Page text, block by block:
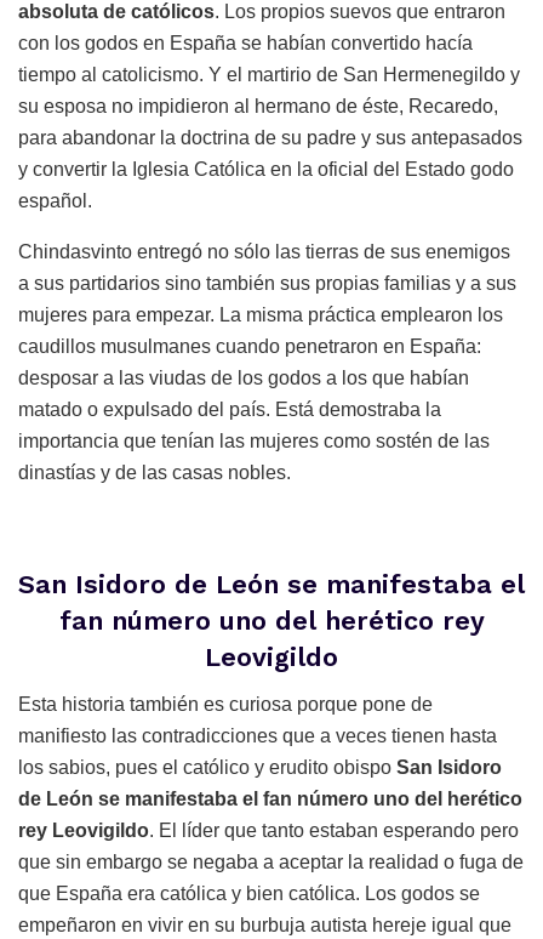
absoluta de católicos. Los propios suevos que entraron
con los godos en España se habían convertido hacía
tiempo al catolicismo. Y el martirio de San Hermenegildo y
su esposa no impidieron al hermano de éste, Recaredo,
para abandonar la doctrina de su padre y sus antepasados
y convertir la Iglesia Católica en la oficial del Estado godo
español.
Chindasvinto entregó no sólo las tierras de sus enemigos
a sus partidarios sino también sus propias familias y a sus
mujeres para empezar. La misma práctica emplearon los
caudillos musulmanes cuando penetraron en España:
desposar a las viudas de los godos a los que habían
matado o expulsado del país. Está demostraba la
importancia que tenían las mujeres como sostén de las
dinastías y de las casas nobles.
San Isidoro de León se manifestaba el
fan número uno del herético rey
Leovigildo
Esta historia también es curiosa porque pone de
manifiesto las contradicciones que a veces tienen hasta
los sabios, pues el católico y erudito obispo San Isidoro
de León se manifestaba el fan número uno del herético
rey Leovigildo. El líder que tanto estaban esperando pero
que sin embargo se negaba a aceptar la realidad o fuga de
que España era católica y bien católica. Los godos se
empeñaron en vivir en su burbuja autista hereje igual que